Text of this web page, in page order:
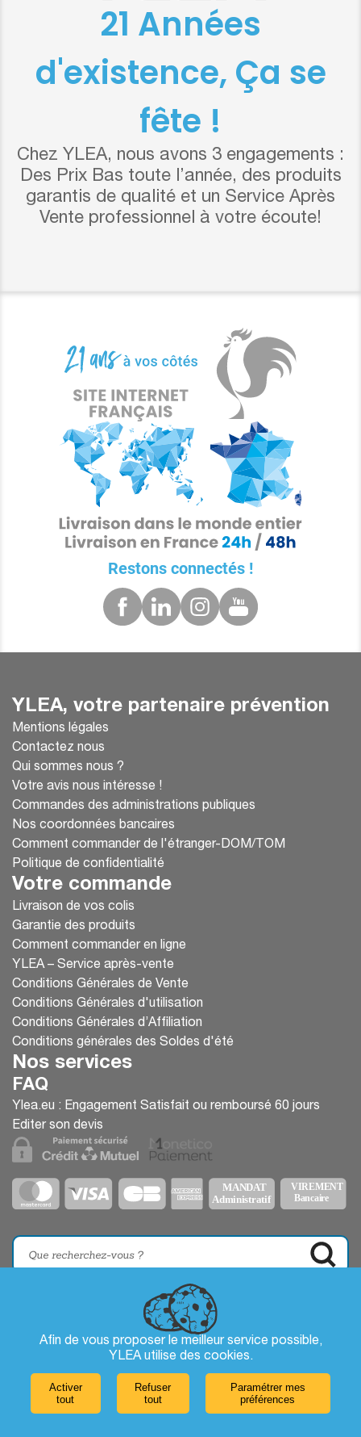
Laissez-nous un message
Afin de vous proposer le meilleur service possible,
YLEA utilise des cookies.
Activer
tout
Refuser
tout
Paramétrer mes
préférences
21 Années
d'existence, Ça se
fête !
Chez YLEA, nous avons 3 engagements :
Des Prix Bas toute l’année, des produits
garantis de qualité et un Service Après
Vente professionnel à votre écoute!
Restons connectés !
YLEA, votre partenaire prévention
Mentions légales
Contactez nous
Qui sommes nous ?
Votre avis nous intéresse !
Commandes des administrations publiques
Nos coordonnées bancaires
Comment commander de l'étranger-DOM/TOM
Politique de confidentialité
Votre commande
Livraison de vos colis
Garantie des produits
Comment commander en ligne
YLEA – Service après-vente
Conditions Générales de Vente
Conditions Générales d'utilisation
Conditions Générales d’Affiliation
Conditions générales des Soldes d'été
Nos services
FAQ
Ylea.eu : Engagement Satisfait ou remboursé 60 jours
Editer son devis